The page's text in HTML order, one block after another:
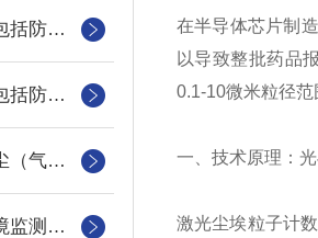
粉尘采样器（包括防爆）
恒流采样器（包括防爆）
环境大气、烟尘（气）采样器
职业卫生，环境监测采样类耗材
在半导体芯片制
以导致整批药品
0.1-10微米粒径
一、技术原理：
激光尘埃粒子计